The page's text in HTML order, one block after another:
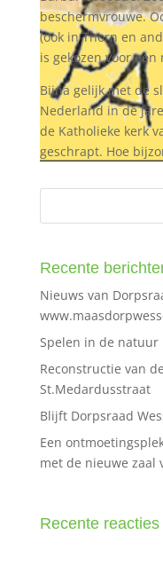
beschermvrouwe.
(ook in Thorn en
is gekozen voor
Bijna gelijk met de
Nederland in de
de Katholieke kerk
geschrapt. Hoe
Recente
Nieuws van
Spelen in de natuur
Reconstructie van
St.Medardusstraat
Blijft Dorpsraad
Een
met de nieuwe zaal
Recente reacties